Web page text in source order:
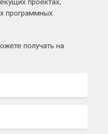
проектах,
программных
получать на